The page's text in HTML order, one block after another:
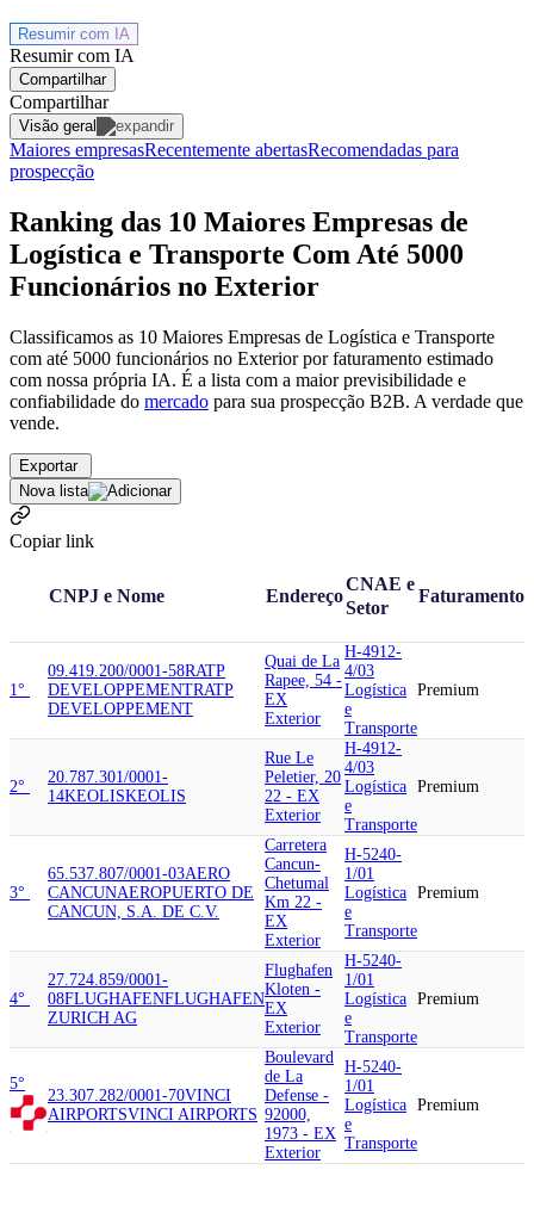
Resumir com IA
Resumir com IA
Compartilhar
Compartilhar
Visão geral
Maiores empresasRecentemente abertasRecomendadas para
prospecção
Ranking das 10 Maiores Empresas de
Logística e Transporte Com Até 5000
Funcionários no Exterior
Classificamos as 10 Maiores Empresas de Logística e Transporte
com até 5000 funcionários no Exterior por faturamento estimado
com nossa própria IA. É a lista com a maior previsibilidade e
confiabilidade do mercado para sua prospecção B2B. A verdade que
vende.
Exportar
Nova lista
Copiar link
CNPJ e Nome Endereço
CNAE e
Setor
Faturamento
1°
09.419.200/0001-58RATP
DEVELOPPEMENTRATP
DEVELOPPEMENT
Quai de La
Rapee, 54 -
EX
Exterior
H-4912-
4/03
Logística
e
Transporte
Premium
2°
20.787.301/0001-
14KEOLISKEOLIS
Rue Le
Peletier, 20
22 - EX
Exterior
H-4912-
4/03
Logística
e
Transporte
Premium
3°
65.537.807/0001-03AERO
CANCUNAEROPUERTO DE
CANCUN, S.A. DE C.V.
Carretera
Cancun-
Chetumal
Km 22 -
EX
Exterior
H-5240-
1/01
Logística
e
Transporte
Premium
4°
27.724.859/0001-
08FLUGHAFENFLUGHAFEN
ZURICH AG
Flughafen
Kloten -
EX
Exterior
H-5240-
1/01
Logística
e
Transporte
Premium
5°
23.307.282/0001-70VINCI
AIRPORTSVINCI AIRPORTS
Boulevard
de La
Defense -
92000,
1973 - EX
Exterior
H-5240-
1/01
Logística
e
Transporte
Premium